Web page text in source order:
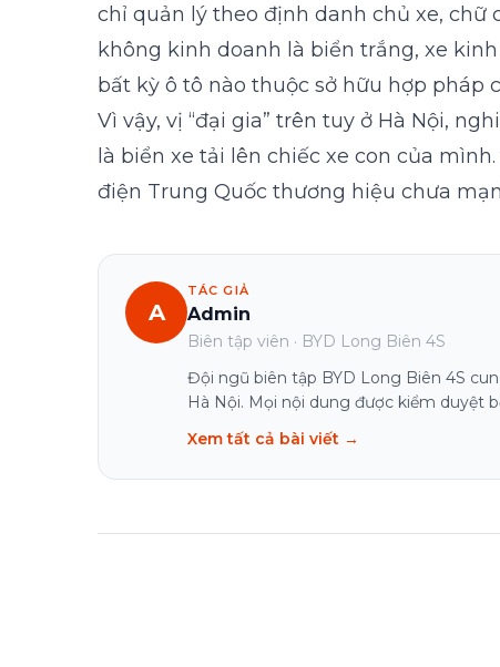
chỉ quản lý theo định danh chủ xe, chữ
không kinh doanh là biển trắng, xe
bất kỳ ô tô nào thuộc sở hữu hợp pháp
Vì vậy, vị “đại gia” trên tuy ở Hà Nội,
là biển xe tải lên chiếc xe con của
điện Trung Quốc thương hiệu chưa
A
TÁC GIẢ
Admin
Biên tập viên · BYD Long Biên 4S
Đội ngũ biên tập BYD Long Biên 4S
Hà Nội. Mọi nội dung được kiểm duyệt
Xem tất cả bài viết →